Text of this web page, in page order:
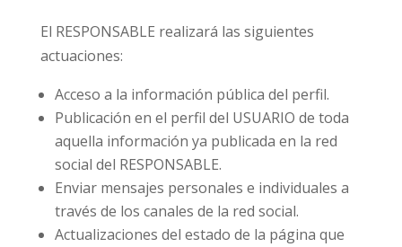
El RESPONSABLE realizará las siguientes
actuaciones:
Acceso a la información pública del perfil.
Publicación en el perfil del USUARIO de toda
aquella información ya publicada en la red
social del RESPONSABLE.
Enviar mensajes personales e individuales a
través de los canales de la red social.
Actualizaciones del estado de la página que